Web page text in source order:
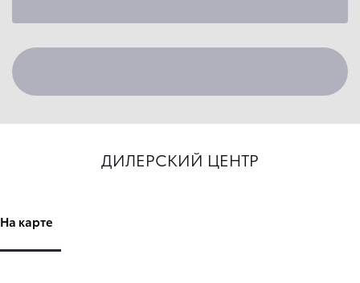
ДИЛЕРСКИЙ ЦЕНТР
На карте